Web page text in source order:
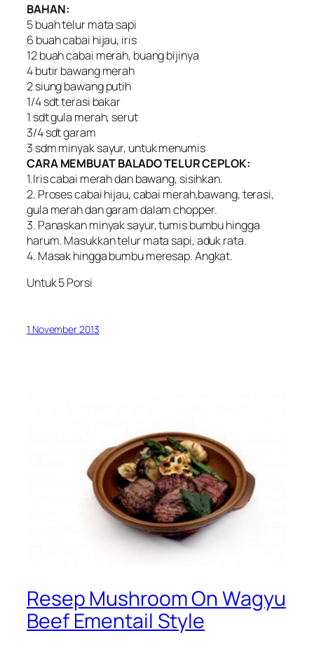
BAHAN:
5 buah telur mata sapi
6 buah cabai hijau, iris
12 buah cabai merah, buang bijinya
4 butir bawang merah
2 siung bawang putih
1/4 sdt terasi bakar
1 sdt gula merah, serut
3/4 sdt garam
3 sdm minyak sayur, untuk menumis
CARA MEMBUAT BALADO TELUR CEPLOK:
1.Iris cabai merah dan bawang, sisihkan.
2. Proses cabai hijau, cabai merah,bawang, terasi,
gula merah dan garam dalam chopper.
3. Panaskan minyak sayur, tumis bumbu hingga
harum. Masukkan telur mata sapi, aduk rata.
4. Masak hingga bumbu meresap. Angkat.
Untuk 5 Porsi
1 November 2013
Resep Mushroom On Wagyu
Beef Ementail Style